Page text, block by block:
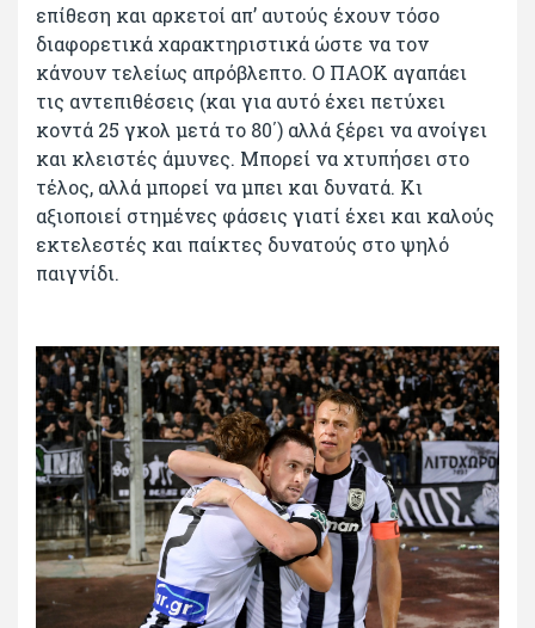
επίθεση και αρκετοί απ’ αυτούς έχουν τόσο
διαφορετικά χαρακτηριστικά ώστε να τον
κάνουν τελείως απρόβλεπτο. Ο ΠΑΟΚ αγαπάει
τις αντεπιθέσεις (και για αυτό έχει πετύχει
κοντά 25 γκολ μετά το 80΄) αλλά ξέρει να ανοίγει
και κλειστές άμυνες. Μπορεί να χτυπήσει στο
τέλος, αλλά μπορεί να μπει και δυνατά. Κι
αξιοποιεί στημένες φάσεις γιατί έχει και καλούς
εκτελεστές και παίκτες δυνατούς στο ψηλό
παιγνίδι.